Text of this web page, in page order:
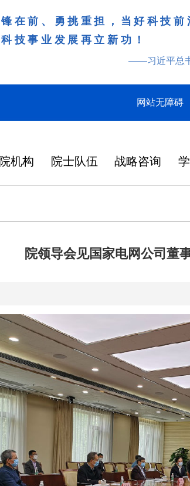
在前、勇挑重担，当好科技
技事业发展再立新功！
——习近平总
网站无障碍
机构 院士队伍 战略咨询
院领导会见国家电网公司董